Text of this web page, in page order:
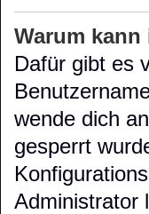
Warum
Dafür gibt es
wende dich
gesperrt
Administrator